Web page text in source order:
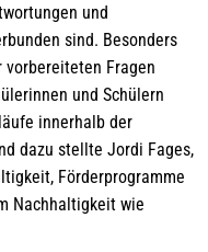
und
sind. Besonders
vorbereiteten Fragen
und Schülern
innerhalb der
dazu stellte Jordi Fages,
Förderprogramme
Nachhaltigkeit wie